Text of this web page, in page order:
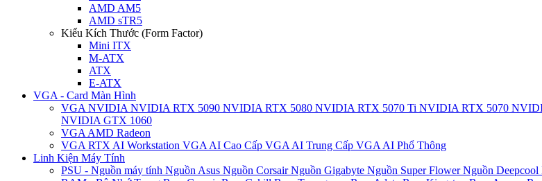
AMD AM5
AMD sTR5
Kiểu Kích Thước (Form Factor)
Mini ITX
M-ATX
ATX
E-ATX
VGA - Card Màn Hình
VGA NVIDIA NVIDIA RTX 5090 NVIDIA RTX 5080 NVIDIA RTX 5070 Ti NVIDIA RTX 5070
NVIDIA GTX 1060
VGA AMD Radeon
VGA RTX AI Workstation VGA AI Cao Cấp VGA AI Trung Cấp VGA AI Phổ Thông
Linh Kiện Máy Tính
PSU - Nguồn máy tính Nguồn Asus Nguồn CorsairNguồn Gigabyte Nguồn Super FlowerNguồn Deepcool